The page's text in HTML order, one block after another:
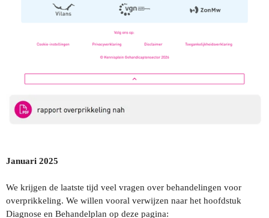
Januari 2025
We krijgen de laatste tijd veel vragen over behandelingen voor
overprikkeling. We willen vooral verwijzen naar het hoofdstuk
Diagnose en Behandelplan op deze pagina: